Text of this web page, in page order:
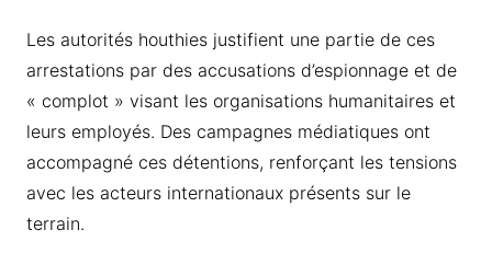
Les autorités houthies justifient une partie de ces
arrestations par des accusations d’espionnage et de
« complot » visant les organisations humanitaires et
leurs employés. Des campagnes médiatiques ont
accompagné ces détentions, renforçant les tensions
avec les acteurs internationaux présents sur le
terrain.